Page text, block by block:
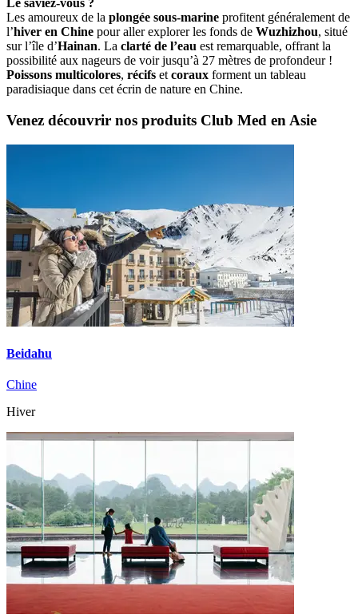
Le saviez-vous ?
Les amoureux de la plongée sous-marine profitent généralement de
l’hiver en Chine pour aller explorer les fonds de Wuzhizhou, situé
sur l’île d’Hainan. La clarté de l’eau est remarquable, offrant la
possibilité aux nageurs de voir jusqu’à 27 mètres de profondeur !
Poissons multicolores, récifs et coraux forment un tableau
paradisiaque dans cet écrin de nature en Chine.
Venez découvrir nos produits Club Med en Asie
Beidahu
Chine
Hiver